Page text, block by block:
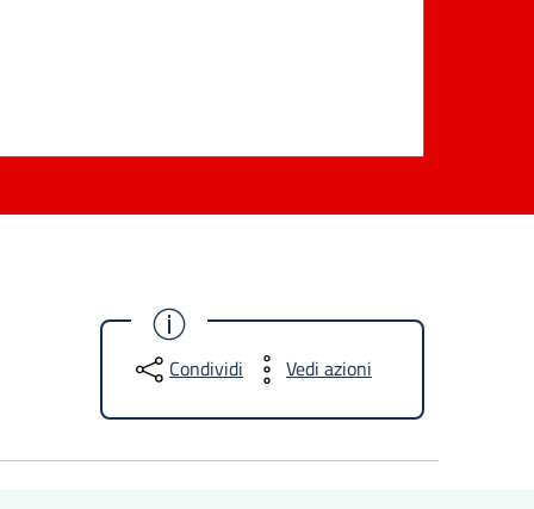
Condividi Vedi azioni